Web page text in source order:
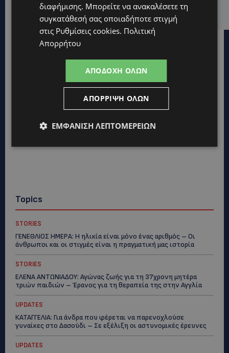
ασυνόδευτους ανήλικους – Αντιδρά ο Δήμος,
στηρίζει υπό προϋποθέσεις το Κίνημα Οικολόγων
Topics
STORIES
ΓΕΝΕΘΛΙΟΣ ΗΜΕΡΑ: Η ηλικία είναι μόνο ένας αριθμός – Οι
άνθρωποι και οι στιγμές είναι η πραγματική μας ιστορία
STORIES
ΕΛΕΝΑ ΑΝΤΩΝΙΑΔΟΥ: Αγώνας ζωής για τη 37χρονη μητέρα
τριών παιδιών – Έρανος για τη θεραπεία της στην Αγγλία
UPDATES
ΚΑΤΑΓΓΕΛΙΑ: Για άνδρα που φέρεται να παρενοχλούσε
γυναίκες στο Δασούδι – Σε εξέλιξη οι αστυνομικές έρευνες
UPDATES
διαφήμισης. Μπορείτε να ανακαλέσετε τη
συγκατάθεσή σας οποιαδήποτε στιγμή
στις Ρυθμίσεις cookies. Πολιτική
Απορρήτου
ΑΠΟΔΟΧΉ ΌΛΩΝ
ΑΠΌΡΡΙΨΗ ΌΛΩΝ
ΕΜΦΆΝΙΣΗ ΛΕΠΤΟΜΕΡΕΙΏΝ